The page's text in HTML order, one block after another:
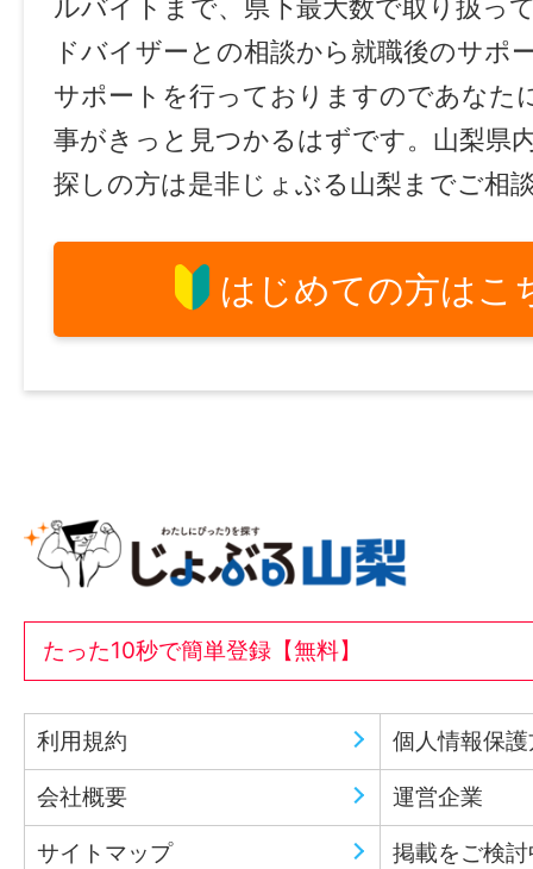
ルバイトまで、県下最大数で取り扱っ
ドバイザーとの相談から就職後のサポ
サポートを行っておりますのであなた
事がきっと見つかるはずです。山梨県
探しの方は是非じょぶる山梨までご相
はじめての方はこ
たった10秒で簡単登録【無料】
利用規約 個人情報保
会社概要 運営企業
サイトマップ 掲載をご検